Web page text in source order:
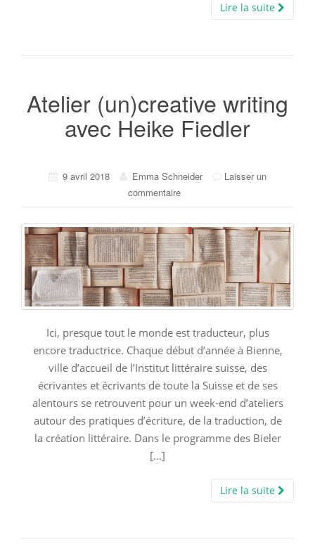
Lire la suite
Atelier (un)creative writing
avec Heike Fiedler
9 avril 2018 Emma Schneider
Laisser un
commentaire
Ici, presque tout le monde est traducteur, plus
encore traductrice. Chaque début d’année à Bienne,
ville d’accueil de l’Institut littéraire suisse, des
écrivantes et écrivants de toute la Suisse et de ses
alentours se retrouvent pour un week-end d’ateliers
autour des pratiques d’écriture, de la traduction, de
la création littéraire. Dans le programme des Bieler
[…]
Lire la suite